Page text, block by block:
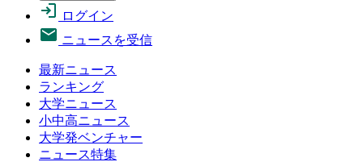
ログイン
ニュースを受信
最新ニュース
ランキング
大学ニュース
小中高ニュース
大学発ベンチャー
ニュース特集